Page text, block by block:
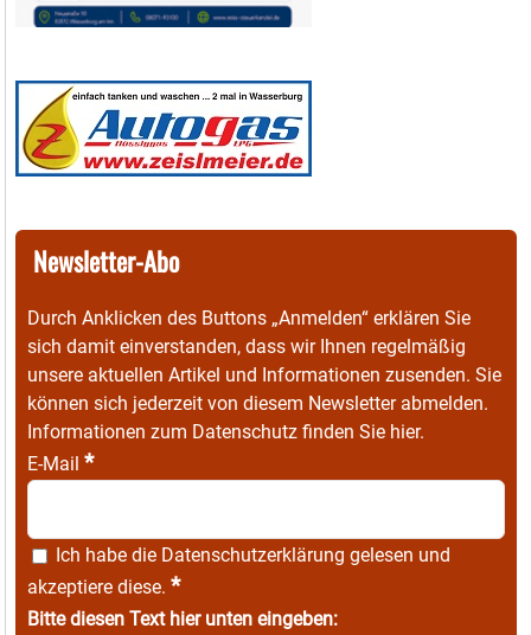
Newsletter-Abo
Durch Anklicken des Buttons „Anmelden“ erklären Sie
sich damit einverstanden, dass wir Ihnen regelmäßig
unsere aktuellen Artikel und Informationen zusenden. Sie
können sich jederzeit von diesem Newsletter abmelden.
Informationen zum Datenschutz finden Sie hier.
E-Mail *
Ich habe die Datenschutzerklärung gelesen und
akzeptiere diese. *
Bitte diesen Text hier unten eingeben: